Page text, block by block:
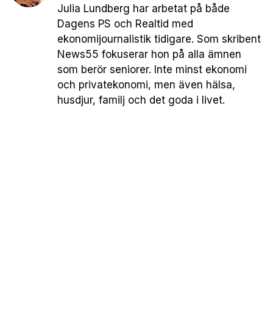
Julia Lundberg har arbetat på både
Dagens PS och Realtid med
ekonomijournalistik tidigare. Som skribent
News55 fokuserar hon på alla ämnen
som berör seniorer. Inte minst ekonomi
och privatekonomi, men även hälsa,
husdjur, familj och det goda i livet.